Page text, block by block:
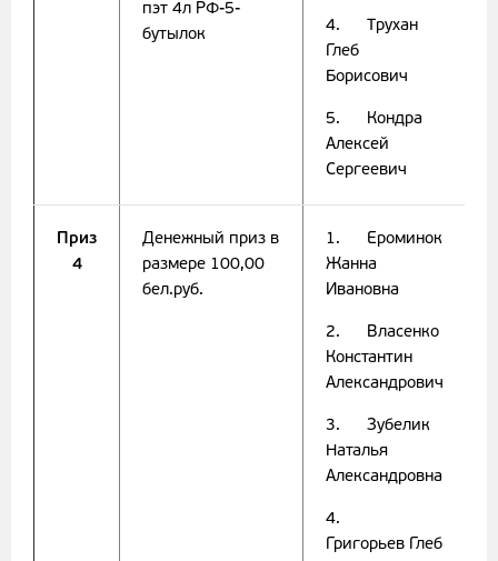
пэт 4л РФ-5-
бутылок
4. Трухан
Глеб
Борисович
5. Кондра
Алексей
Сергеевич
Приз
4
Денежный приз в
размере 100,00
бел.руб.
1. Ероминок
Жанна
Ивановна
2. Власенко
Константин
Александрович
3. Зубелик
Наталья
Александровна
4.
Григорьев Глеб